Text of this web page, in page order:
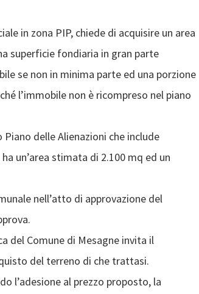
in zona PIP, chiede di acquisire un area
superficie fondiaria in gran parte
se non in minima parte ed una porzione
l’immobile non è ricompreso nel piano
delle Alienazioni che include
un’area stimata di 2.100 mq ed un
nell’atto di approvazione del
del Comune di Mesagne invita il
del terreno di che trattasi.
l’adesione al prezzo proposto, la